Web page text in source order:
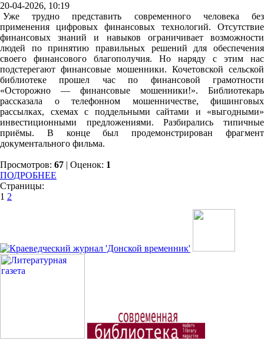
20-04-2026, 10:19
Уже трудно представить современного человека без
применения цифровых финансовых технологий. Отсутствие
финансовых знаний и навыков ограничивает возможности
людей по принятию правильных решений для обеспечения
своего финансового благополучия. Но наряду с этим нас
подстерегают финансовые мошенники. Кочетовской сельской
библиотеке прошел час по финансовой грамотности
«Осторожно — финансовые мошенники!». Библиотекарь
рассказала о телефонном мошенничестве, фишинговых
рассылках, схемах с поддельными сайтами и «выгодными»
инвестиционными предложениями. Разбирались типичные
приёмы. В конце был продемонстрирован фрагмент
документального фильма.
Просмотров: 67 | Оценок: 1
ПОДРОБНЕЕ
Страницы:
1 2